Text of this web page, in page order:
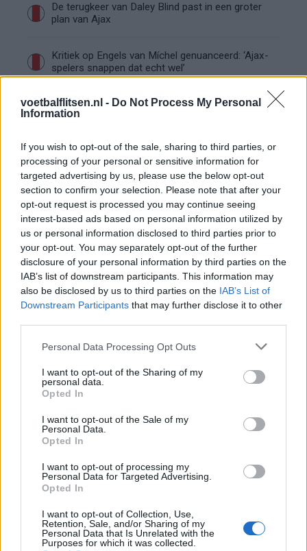
voetbalflitsen.nl - Do Not Process My Personal
Information
If you wish to opt-out of the sale, sharing to third parties, or
processing of your personal or sensitive information for
targeted advertising by us, please use the below opt-out
section to confirm your selection. Please note that after your
opt-out request is processed you may continue seeing
interest-based ads based on personal information utilized by
us or personal information disclosed to third parties prior to
your opt-out. You may separately opt-out of the further
disclosure of your personal information by third parties on the
IAB’s list of downstream participants. This information may
also be disclosed by us to third parties on the IAB’s List of
Downstream Participants that may further disclose it to other
Personal Data Processing Opt Outs
I want to opt-out of the Sharing of my
personal data.
Opted In
I want to opt-out of the Sale of my
Personal Data.
Opted In
I want to opt-out of processing my
Personal Data for Targeted Advertising.
Opted In
I want to opt-out of Collection, Use,
Retention, Sale, and/or Sharing of my
Personal Data that Is Unrelated with the
Purposes for which it was collected.
De terugkeer van Daley Blind past in een groter
plan van Ajax
Kritiek op Engels van Míchel genuanceerd: ‘Ajax-
spelers snappen dat echt wel’
De eerste Míchel-dagen bij Ajax: Blind coacht,
Gloukh krijgt standje en Ceballos wordt gebeld
Steur kiest voor Newcastle na gemiste
duidelijkheid bij Ajax
Blind kan bij Ajax de speler naast Míchel worden
“Twente was toen niet haalbaar”: Weghorst blikt
terug op Ajax-keuze
De transferprioriteiten van Ajax worden steeds
duidelijker
Ajax begint voorbereiding met nederlaag: zo ziet
Zo overtuigde PSV Sven Mijnans en bleef Ajax
Waarom steeds meer sleutelfiguren Ajax
Steijn: ‘Bergwijn was niet mijn eerste keus als
Van Gaal-vertrek markeert einde van bestuurlijke